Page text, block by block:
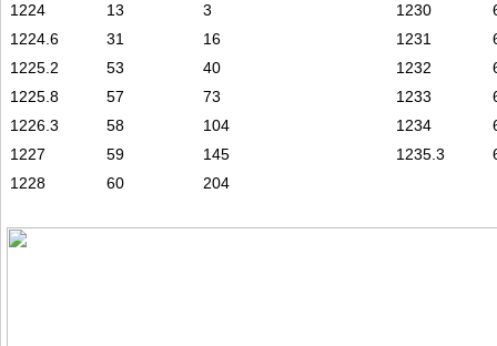
1224
13 3 1230
1224.6
31 16 1231
1225.2
53 40 1232
1225.8
57 73 1233
1226.3
58 104 1234
1227
59 145 1235.3
1228
60 204